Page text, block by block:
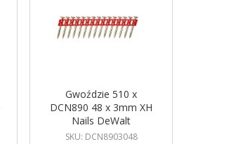
Gwoździe 510 x
DCN890 48 x 3mm XH
Nails DeWalt
SKU: DCN8903048